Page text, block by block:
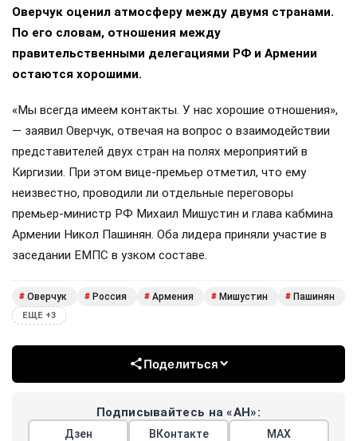
Оверчук оценил атмосферу между двумя странами.
По его словам, отношения между
правительственными делегациями РФ и Армении
остаются хорошими.
«Мы всегда имеем контакты. У нас хорошие отношения»,
— заявил Оверчук, отвечая на вопрос о взаимодействии
представителей двух стран на полях мероприятий в
Киргизии. При этом вице-премьер отметил, что ему
неизвестно, проводили ли отдельные переговоры
премьер-министр РФ Михаил Мишустин и глава кабмина
Армении Никол Пашинян. Оба лидера приняли участие в
заседании ЕМПС в узком составе.
# Оверчук # Россия # Армения # Мишустин # Пашинян
ЕЩЕ +3
Поделиться
Подписывайтесь на «АН»:
Дзен ВКонтакте МАХ